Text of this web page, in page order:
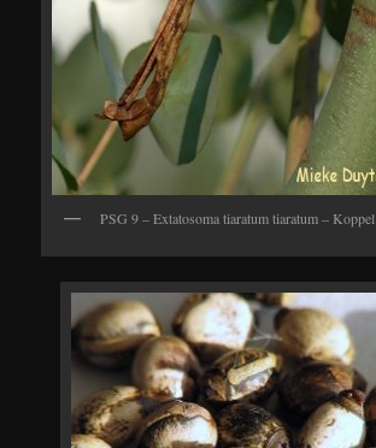
PSG 9 – Extatosoma tiaratum tiaratum – Koppel